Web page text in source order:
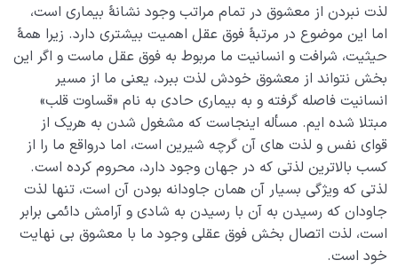
لذت نبردن از معشوق در تمام مراتب وجود نشانۀ بیماری است،
اما این موضوع در مرتبۀ فوق عقل اهمیت بیشتری دارد. زیرا همۀ
حیثیت، شرافت و انسانیت ما مربوط به فوق عقل ماست و اگر این
بخش نتواند از معشوق خودش لذت ببرد، یعنی ما از مسیر
انسانیت فاصله گرفته و به بیماری حادی به نام «قساوت قلب»
مبتلا شده ایم. مسأله اینجاست که مشغول شدن به هریک از
قوای نفس و لذت های آن گرچه شیرین است، اما درواقع ما را از
کسب بالاترین لذتی که در جهان وجود دارد، محروم کرده است.
لذتی که ویژگی بسیار آن همان جاودانه بودن آن است، تنها لذت
جاودان که رسیدن به آن با رسیدن به شادی و آرامش دائمی برابر
است، لذت اتصال بخش فوق عقلی وجود ما با معشوق بی نهایت
خود است.